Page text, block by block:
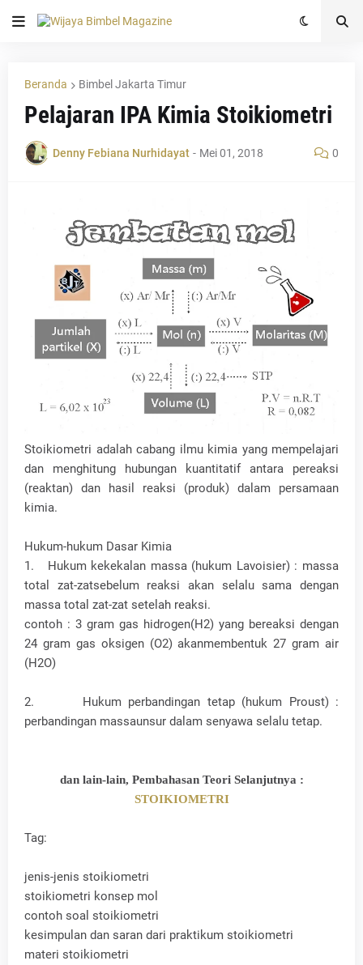
Beranda Bimbel Jakarta Timur
Pelajaran IPA Kimia Stoikiometri
Denny Febiana Nurhidayat - Mei 01, 2018 0
Stoikiometri adalah cabang ilmu kimia yang mempelajari
dan menghitung hubungan kuantitatif antara pereaksi
(reaktan) dan hasil reaksi (produk) dalam persamaan
kimia.
Hukum-hukum Dasar Kimia
1. Hukum kekekalan massa (hukum Lavoisier) : massa
total zat-zatsebelum reaksi akan selalu sama dengan
massa total zat-zat setelah reaksi.
contoh : 3 gram gas hidrogen(H2) yang bereaksi dengan
24 gram gas oksigen (O2) akanmembentuk 27 gram air
(H2O)
2. Hukum perbandingan tetap (hukum Proust) :
perbandingan massaunsur dalam senyawa selalu tetap.
dan lain-lain, Pembahasan Teori Selanjutnya :
STOIKIOMETRI
Tag:
jenis-jenis stoikiometri
stoikiometri konsep mol
contoh soal stoikiometri
kesimpulan dan saran dari praktikum stoikiometri
materi stoikiometri